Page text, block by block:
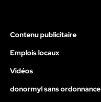
Contenu publicitaire
Emplois locaux
Vidéos
donormyl sans ordonnance